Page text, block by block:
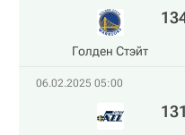
Голден Стэйт
06.02.2025 05:00
131